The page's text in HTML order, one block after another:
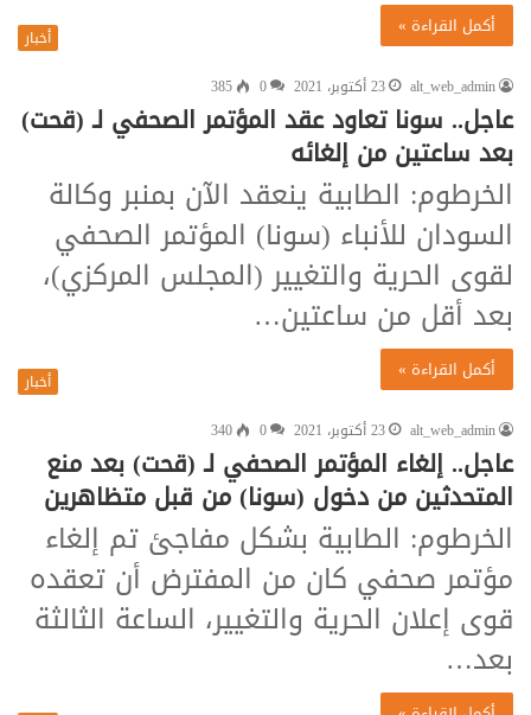
أكمل القراءة »
أخبار
alt_web_admin
23 أكتوبر، 2021 0
385
عاجل.. سونا تعاود عقد المؤتمر الصحفي لـ (قحت)
بعد ساعتين من إلغائه
الخرطوم: الطابية ينعقد الآن بمنبر وكالة
السودان للأنباء (سونا) المؤتمر الصحفي
لقوى الحرية والتغيير (المجلس المركزي)،
بعد أقل من ساعتين…
أكمل القراءة »
أخبار
alt_web_admin
23 أكتوبر، 2021 0
340
عاجل.. إلغاء المؤتمر الصحفي لـ (قحت) بعد منع
المتحدثين من دخول (سونا) من قبل متظاهرين
الخرطوم: الطابية بشكل مفاجئ تم إلغاء
مؤتمر صحفي كان من المفترض أن تعقده
قوى إعلان الحرية والتغيير، الساعة الثالثة
بعد…